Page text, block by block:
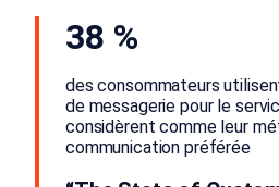
38 %
des consommateurs
de messagerie pour le
considèrent comme leur
communication préférée